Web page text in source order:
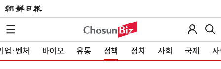
업·벤처 바이오 유통 정책 정치 사회 국제 사